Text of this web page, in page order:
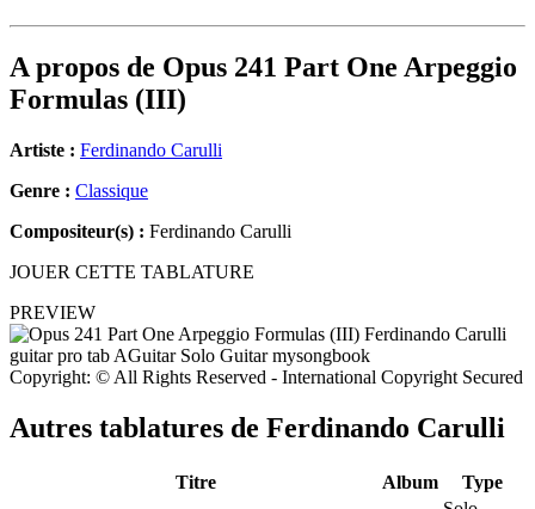
A propos de Opus 241 Part One Arpeggio
Formulas (III)
Artiste : Ferdinando Carulli
Genre : Classique
Compositeur(s) : Ferdinando Carulli
JOUER CETTE TABLATURE
PREVIEW
Copyright: © All Rights Reserved - International Copyright Secured
Autres tablatures de Ferdinando Carulli
Titre Album
Type